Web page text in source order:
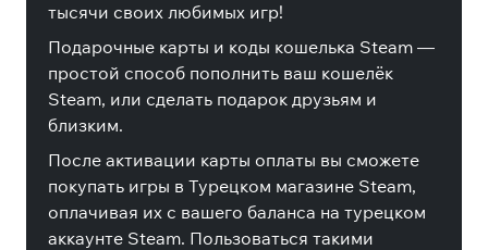
тысячи своих любимых игр!
Подарочные карты и коды кошелька Steam —
простой способ пополнить ваш кошелёк
Steam, или сделать подарок друзьям и
близким.
После активации карты оплаты вы сможете
покупать игры в Турецком магазине Steam,
оплачивая их с вашего баланса на турецком
аккаунте Steam. Пользоваться такими